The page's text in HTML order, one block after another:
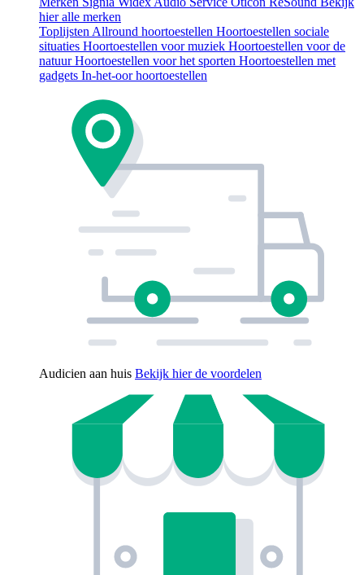
hier alle merken
Toplijsten Allround hoortoestellen Hoortoestellen sociale
situaties Hoortoestellen voor muziek Hoortoestellen voor de
natuurHoortoestellen voor het sporten Hoortoestellen met
gadgets In-het-oor hoortoestellen
Audicien aan huis Bekijk hier de voordelen